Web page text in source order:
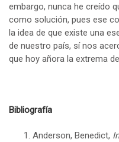
embargo, nunca he creído
como solución, pues ese
la idea de que existe una
de nuestro país, sí nos
que hoy añora la extrema
Bibliografía
Anderson, Benedict,